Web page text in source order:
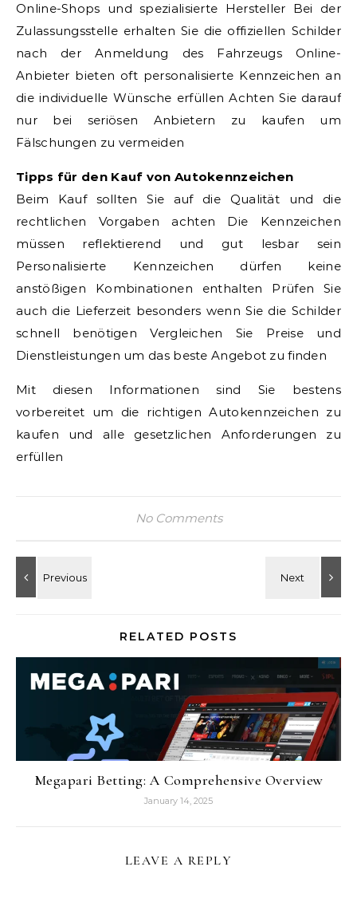
Online-Shops und spezialisierte Hersteller Bei der
Zulassungsstelle erhalten Sie die offiziellen Schilder
nach der Anmeldung des Fahrzeugs Online-
Anbieter bieten oft personalisierte Kennzeichen an
die individuelle Wünsche erfüllen Achten Sie darauf
nur bei seriösen Anbietern zu kaufen um
Fälschungen zu vermeiden
Tipps für den Kauf von Autokennzeichen
Beim Kauf sollten Sie auf die Qualität und die
rechtlichen Vorgaben achten Die Kennzeichen
müssen reflektierend und gut lesbar sein
Personalisierte Kennzeichen dürfen keine
anstößigen Kombinationen enthalten Prüfen Sie
auch die Lieferzeit besonders wenn Sie die Schilder
schnell benötigen Vergleichen Sie Preise und
Dienstleistungen um das beste Angebot zu finden
Mit diesen Informationen sind Sie bestens
vorbereitet um die richtigen Autokennzeichen zu
kaufen und alle gesetzlichen Anforderungen zu
erfüllen
No Comments
RELATED POSTS
Megapari Betting: A Comprehensive Overview
January 14, 2025
LEAVE A REPLY